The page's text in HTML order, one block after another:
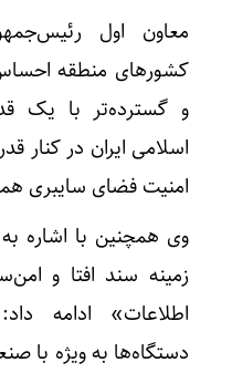
معاون اول
کشورهای منطقه
و گسترده‌‌تر با یک
اسلامی ایران در کنار
امنیت فضای سایبری
وی همچنین با اشاره
زمینه‌ سند افتا و
اطلاعات» ادامه
دستگاه‌ها به ویژه